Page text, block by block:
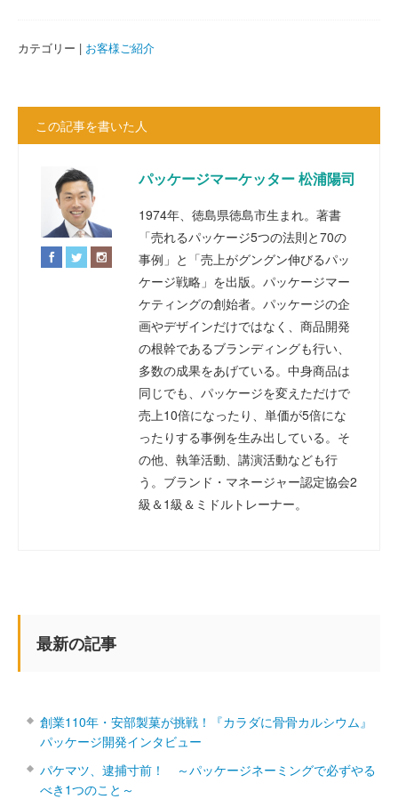
カテゴリー | お客様ご紹介
この記事を書いた人
パッケージマーケッター 松浦陽司
1974年、徳島県徳島市生まれ。著書
「売れるパッケージ5つの法則と70の
事例」と「売上がグングン伸びるパッ
ケージ戦略」を出版。パッケージマー
ケティングの創始者。パッケージの企
画やデザインだけではなく、商品開発
の根幹であるブランディングも行い、
多数の成果をあげている。中身商品は
同じでも、パッケージを変えただけで
売上10倍になったり、単価が5倍にな
ったりする事例を生み出している。そ
の他、執筆活動、講演活動なども行
う。ブランド・マネージャー認定協会2
級＆1級＆ミドルトレーナー。
最新の記事
創業110年・安部製菓が挑戦！『カラダに骨骨カルシウム』
パッケージ開発インタビュー
パケマツ、逮捕寸前！ ～パッケージネーミングで必ずやる
べき1つのこと～